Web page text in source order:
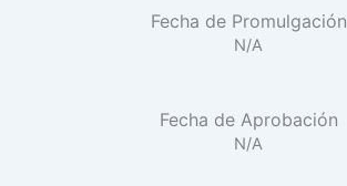
Fecha de Promulgación
N/A
Fecha de Aprobación
N/A